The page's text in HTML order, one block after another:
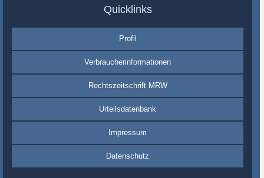
Quicklinks
Profil
Verbraucherinformationen
Rechtszeitschrift MRW
Urteilsdatenbank
Impressum
Datenschutz